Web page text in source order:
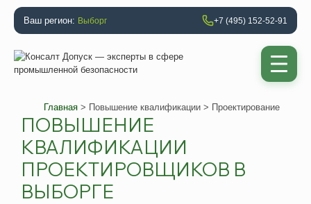
Ваш регион: Выборг +7 (495) 152-52-91
Главная > Повышение квалификации > Проектирование
ПОВЫШЕНИЕ
КВАЛИФИКАЦИИ
ПРОЕКТИРОВЩИКОВ В
ВЫБОРГЕ